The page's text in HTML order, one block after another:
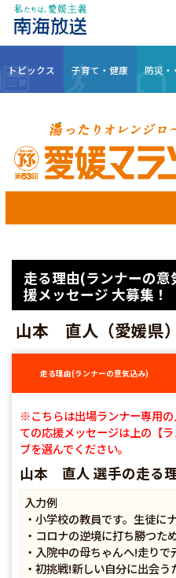
トピックス 子育て・健康 防災・
走る理由(ランナーの
援メッセージ 大募集！
山本 直人（愛媛県
走る理由(ランナーの意気込み)
※こちらは出場ランナー専用
ての応援メッセージは上の【
ブを選んでください。
山本 直人 選手の走る
入力例
・小学校の教員です。生徒に
・コロナの逆境に打ち勝つた
・入院中の母ちゃんへ!走り
・初挑戦!新しい自分に出会